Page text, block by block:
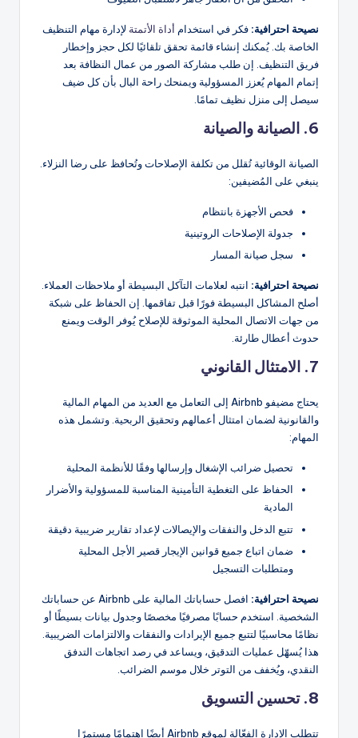
نصيحة احترافية: فكر في استخدام أداة الأتمتة لإدارة مهام التنظيف
الخاصة بك. يُمكنك إنشاء قائمة تحقق تلقائيًا لكل حجز وإخطار
فريق التنظيف. إن طلب مشاركة الصور من عمال النظافة بعد
إتمام المهام يُعزز المسؤولية ويمنحك راحة البال بأن كل ضيف
سيصل إلى منزل نظيف تمامًا.
6. الصيانة والصيانة
الصيانة الوقائية تُقلل من تكلفة الإصلاحات وتُحافظ على رضا النزلاء.
ينبغي على المُضيفين:
فحص الأجهزة بانتظام
جدولة الإصلاحات الروتينية
سجل صيانة المسار
نصيحة احترافية: انتبه لعلامات التآكل البسيطة أو ملاحظات العملاء.
أصلح المشاكل البسيطة فورًا قبل تفاقمها. إن الحفاظ على شبكة
من جهات الاتصال المحلية الموثوقة للإصلاح يُوفر الوقت ويمنع
حدوث أعطال طارئة.
7. الامتثال القانوني
يحتاج مضيفو Airbnb إلى التعامل مع العديد من المهام المالية
والقانونية لضمان امتثال أعمالهم وتحقيق الربحية. وتشمل هذه
المهام:
تحصيل ضرائب الإشغال وإرسالها وفقًا للأنظمة المحلية
الحفاظ على التغطية التأمينية المناسبة للمسؤولية والأضرار
المادية
تتبع الدخل والنفقات والإيصالات لإعداد تقارير ضريبية دقيقة
ضمان اتباع جميع قوانين الإيجار قصير الأجل المحلية
ومتطلبات التسجيل
نصيحة احترافية:
افصل حساباتك المالية على Airbnb عن حساباتك
الشخصية. استخدم حسابًا مصرفيًا مخصصًا وجدول بيانات بسيطًا أو
نظامًا محاسبيًا لتتبع جميع الإيرادات والنفقات والالتزامات الضريبية.
هذا يُسهّل عمليات التدقيق، ويساعد في رصد اتجاهات التدفق
النقدي، ويُخفف من التوتر خلال موسم الضرائب.
8. تحسين التسويق
تتطلب الإدارة الفعّالة لموقع Airbnb أيضًا اهتمامًا مستمرًا